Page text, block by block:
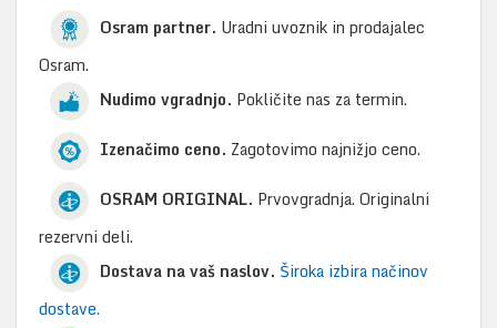
Osram partner. Uradni uvoznik in prodajalec
Osram.
Nudimo vgradnjo. Pokličite nas za termin.
Izenačimo ceno. Zagotovimo najnižjo ceno.
OSRAM ORIGINAL. Prvovgradnja. Originalni
rezervni deli.
Dostava na vaš naslov. Široka izbira načinov
dostave.